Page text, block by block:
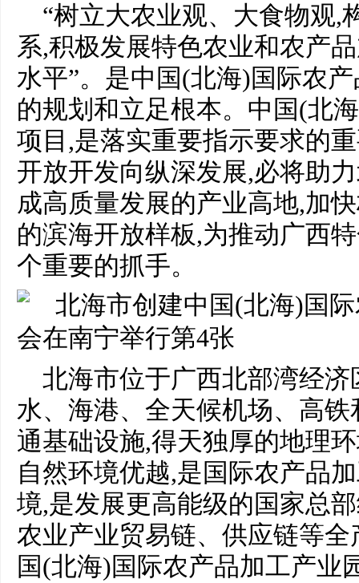
“树立大农业观、大食物观,
系,积极发展特色农业和农产
水平”。是中国(北海)国际农
的规划和立足根本。中国(北
项目,是落实重要指示要求的
开放开发向纵深发展,必将助
成高质量发展的产业高地,加
的滨海开放样板,为推动广西
个重要的抓手。
北海市位于广西北部湾经
水、海港、全天候机场、高
通基础设施,得天独厚的地理
自然环境优越,是国际农产品
境,是发展更高能级的国家总
农业产业贸易链、供应链等
国(北海)国际农产品加工产业